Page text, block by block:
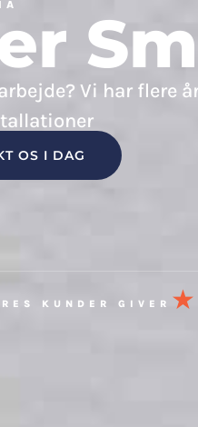
Vi har flere
OS I DAG
KUNDER GIVER